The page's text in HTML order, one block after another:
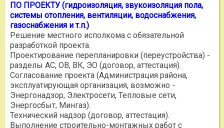
ПО ПРОЕКТУ (гидроизоляция, звукоизоляция пола,
системы отопления, вентиляции, водоснабжения,
газоснабжения и т.п.)
Решение местного исполкома с обязательной
разработкой проекта.
Проектирование перепланировки (переустройства) -
разделы АС, ОВ, ВК, ЭО (договор, аттестация).
Согласование проекта (Администрация района,
эксплуатирующая организация, возможно -
Энергонадзор, Электросети, Тепловые сети,
Энергосбыт, Мингаз).
Технический надзор (договор, аттестация).
Выполнение строительно-монтажных работ с